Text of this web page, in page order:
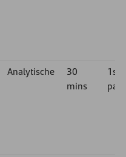
Analytische
30
mins
1st